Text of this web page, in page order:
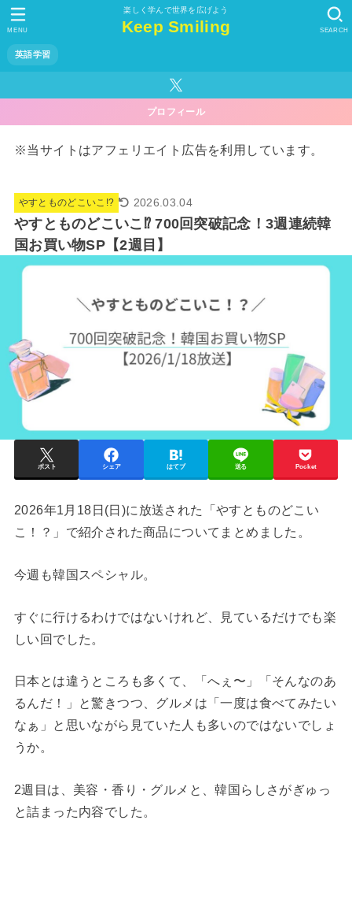
楽しく学んで世界を広げよう
Keep Smiling
英語学習
SEARCH
MENU
プロフィール
※当サイトはアフェリエイト広告を利用しています。
やすとものどこいこ!? 2026.03.04
やすとものどこいこ⁉︎ 700回突破記念！3週連続韓
国お買い物SP【2週目】
ポスト シェア はてブ 送る Pocket
2026年1月18日(日)に放送された「やすとものどこい
こ！？」で紹介された商品についてまとめました。
今週も韓国スペシャル。
すぐに行けるわけではないけれど、見ているだけでも楽
しい回でした。
日本とは違うところも多くて、「へぇ〜」「そんなのあ
るんだ！」と驚きつつ、グルメは「一度は食べてみたい
なぁ」と思いながら見ていた人も多いのではないでしょ
うか。
2週目は、美容・香り・グルメと、韓国らしさがぎゅっ
と詰まった内容でした。